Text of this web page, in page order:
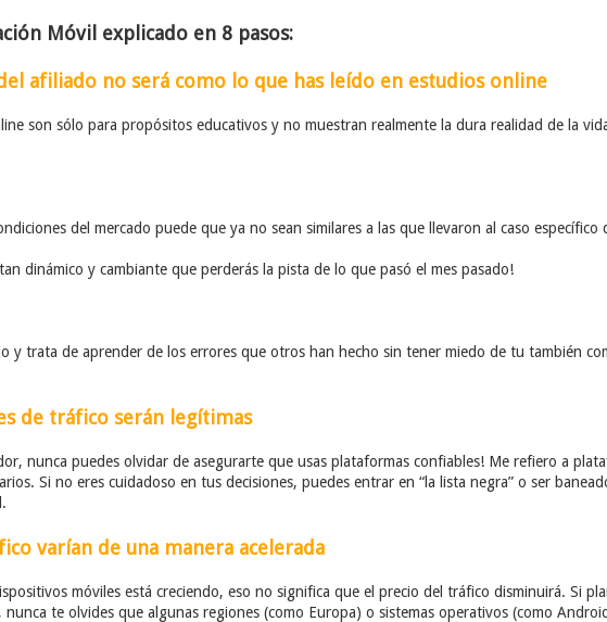
Móvil explicado en 8 pasos:
afiliado no será como lo que has leído en estudios online
son sólo para propósitos educativos y no muestran realmente la dura realidad de la
del mercado puede que ya no sean similares a las que llevaron al caso específico
dinámico y cambiante que perderás la pista de lo que pasó el mes pasado!
y trata de aprender de los errores que otros han hecho sin tener miedo de tu también
de tráfico serán legítimas
nunca puedes olvidar de asegurarte que usas plataformas confiables! Me refiero a
Si no eres cuidadoso en tus decisiones, puedes entrar en “la lista negra” o ser
varían de una manera acelerada
móviles está creciendo, eso no significa que el precio del tráfico disminuirá. Si
nunca te olvides que algunas regiones (como Europa) o sistemas operativos (como